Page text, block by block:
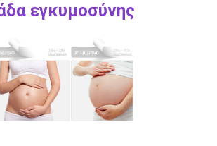
εγκυμοσύνης